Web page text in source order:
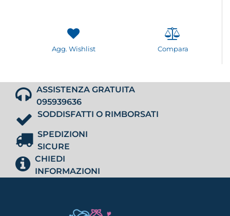
Agg. Wishlist Compara
ASSISTENZA GRATUITA
095939636
SODDISFATTI O RIMBORSATI
SPEDIZIONI
SICURE
CHIEDI
INFORMAZIONI